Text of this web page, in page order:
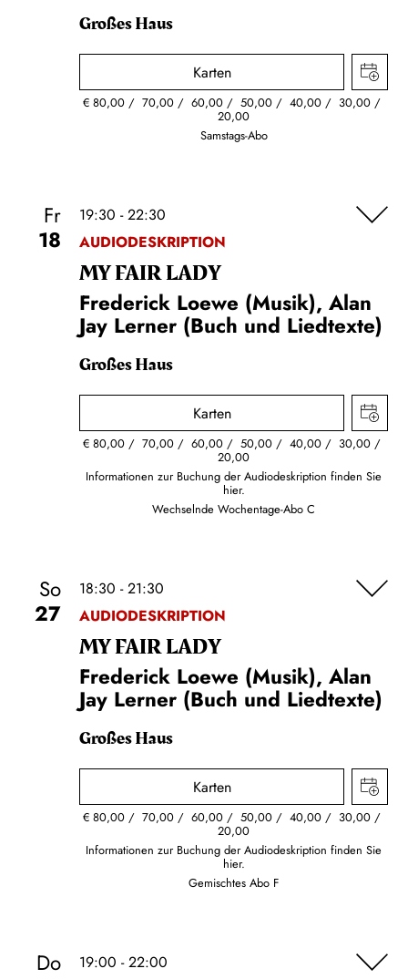
Großes Haus
Karten
€80,00 70,00 60,00 50,00 40,00 30,00
20,00
Samstags-Abo
Fr
18
19:30 - 22:30
AUDIODESKRIPTION
MY FAIR LADY
Frederick Loewe (Musik), Alan
Jay Lerner (Buch und Liedtexte)
Großes Haus
Karten
€80,00 70,00 60,00 50,00 40,00 30,00
20,00
Informationen zur Buchung der Audiodeskription finden Sie
hier.
Wechselnde Wochentage-Abo C
So
27
18:30 - 21:30
AUDIODESKRIPTION
MY FAIR LADY
Frederick Loewe (Musik), Alan
Jay Lerner (Buch und Liedtexte)
Großes Haus
Karten
€80,00 70,00 60,00 50,00 40,00 30,00
20,00
Informationen zur Buchung der Audiodeskription finden Sie
hier.
Gemischtes Abo F
Do
19:00 - 22:00